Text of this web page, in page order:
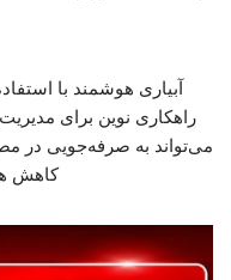
آبیاری هوشمند با
راهکاری نوین برای
می‌تواند به صرفه‌جویی در
کاهش